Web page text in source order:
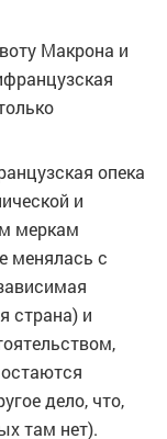
Макрона и
опека
и
меркам
менялась с
страна) и
дело, что,
там нет).